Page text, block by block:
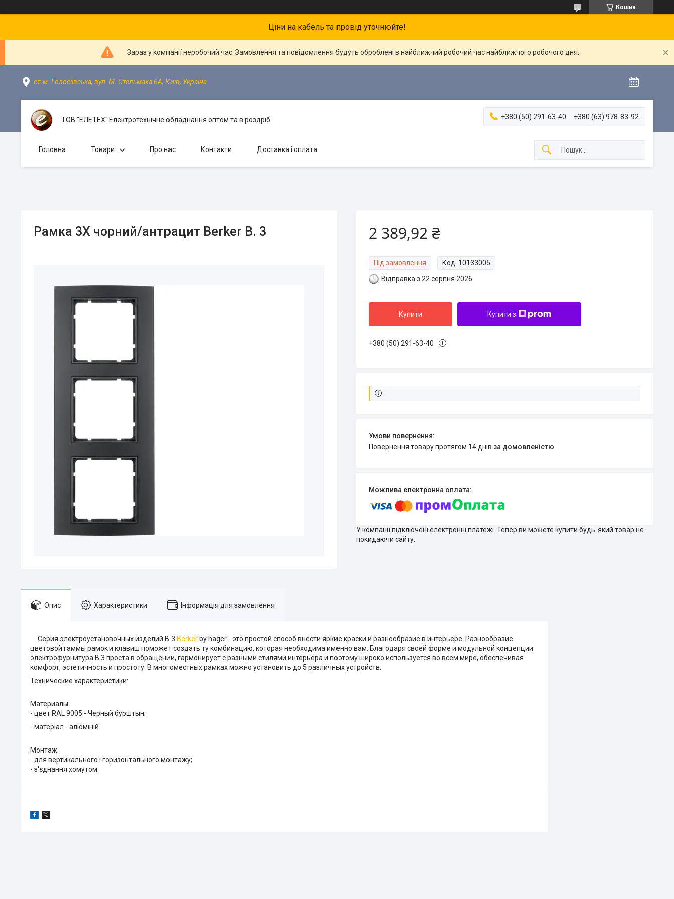
Кошик
Ціни на кабель та провід уточнюйте!
Зараз у компанії неробочий час. Замовлення та повідомлення будуть оброблені в найближчий робочий час найближчого робочого дня.
ст.м. Голосіївська, вул. М. Стельмаха 6А, Київ, Україна
ТОВ "ЕЛЕТЕХ" Електротехнічне обладнання оптом та в роздріб +380 (50) 291-63-40 +380 (63) 978-83-92
Головна Товари Про нас Контакти Доставка і оплата
Рамка 3Х чорний/антрацит Berker B. 3 2 389,92 ₴
Під замовлення Код: 10133005
Відправка з 22 серпня 2026
Купити Купити з
+380 (50) 291-63-40
повернення товару протягом 14 днів за домовленістю
У компанії підключені електронні платежі. Тепер ви можете купити будь-який товар не
покидаючи сайту.
Опис Характеристики Інформація для замовлення
Серия электроустановочных изделий В.3 Berker by hager - это простой способ внести яркие краски и разнообразие в интерьере. Разнообразие
цветовой гаммы рамок и клавиш поможет создать ту комбинацию, которая необходима именно вам. Благодаря своей форме и модульной концепции
электрофурнитура В.3 проста в обращении, гармонирует с разными стилями интерьера и поэтому широко используется во всем мире, обеспечивая
комфорт, эстетичность и простоту. В многоместных рамках можно установить до 5 различных устройств.
Технические характеристики:
Материалы:
- цвет RAL 9005 - Черный бурштын;
- матеріал - алюміній.
Монтаж:
- для вертикального і горизонтального монтажу;
- з'єднання хомутом.